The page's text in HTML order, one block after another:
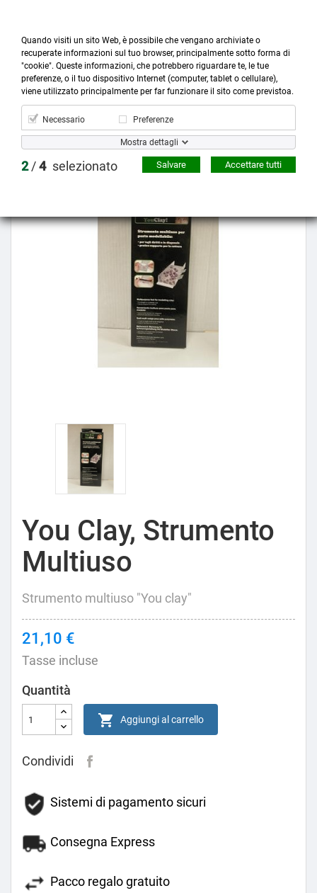

Prodotti

Account

Cerca
more_horiz
Menù
shopping_cart
You Clay, Strumento
Multiuso
Strumento multiuso "You clay"
21,10 €
Tasse incluse
Quantità
 Aggiungi al carrello
Condividi
Sistemi di pagamento sicuri
Consegna Express
Pacco regalo gratuito
Quando visiti un sito Web, è possibile che vengano archiviate o
recuperate informazioni sul tuo browser, principalmente sotto forma di
"cookie". Queste informazioni, che potrebbero riguardare te, le tue
preferenze, o il tuo dispositivo Internet (computer, tablet o cellulare),
viene utilizzato principalmente per far funzionare il sito come previstoa.
Necessario Preferenze
Mostra dettagli
2/4 selezionato Accettare tutti
Salvare